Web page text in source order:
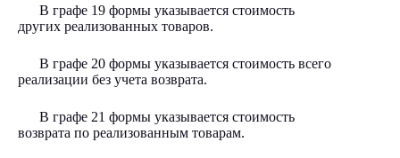
В графе 19 формы указывается стоимость
других реализованных товаров.
В графе 20 формы указывается стоимость всего
реализации без учета возврата.
В графе 21 формы указывается стоимость
возврата по реализованным товарам.